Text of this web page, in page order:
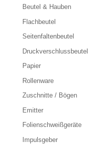
Beutel & Hauben
Flachbeutel
Seitenfaltenbeutel
Druckverschlussbeutel
Papier
Rollenware
Zuschnitte / Bögen
Emitter
Folienschweißgeräte
Impulsgeber